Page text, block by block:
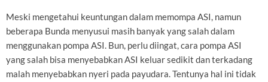
Meski mengetahui keuntungan dalam memompa ASI, namun
beberapa Bunda menyusui masih banyak yang salah dalam
menggunakan pompa ASI. Bun, perlu diingat, cara pompa ASI
yang salah bisa menyebabkan ASI keluar sedikit dan terkadang
malah menyebabkan nyeri pada payudara. Tentunya hal ini tidak